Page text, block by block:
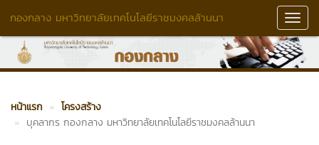
กองกลาง มหาวิทยาลัยเทคโนโลยีราชมงคลล้านนา
หน้าแรก
โครงสร้าง
บุคลากร กองกลาง มหาวิทยาลัยเทคโนโลยีราชมงคลล้านนา